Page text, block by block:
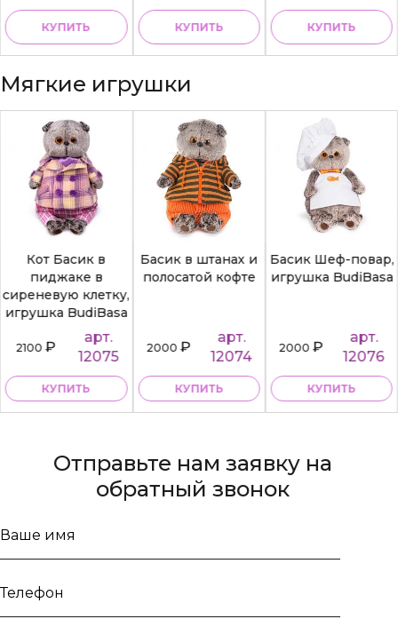
КУПИТЬ КУПИТЬ КУПИТЬ
Мягкие игрушки
Кот Басик в
пиджаке в
сиреневую клетку,
игрушка BudiBasa
2100₽
арт.
12075
КУПИТЬ
Басик в штанах и
полосатой кофте
2000₽
арт.
12074
КУПИТЬ
Басик Шеф-повар,
игрушка BudiBasa
2000₽
арт.
12076
КУПИТЬ
Отправьте нам заявку на
обратный звонок
Ваше